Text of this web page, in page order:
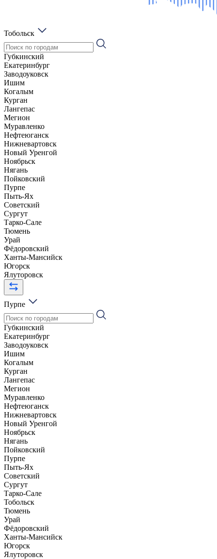
Тобольск
Губкинский
Екатеринбург
Заводоуковск
Ишим
Когалым
Курган
Лангепас
Мегион
Муравленко
Нефтеюганск
Нижневартовск
Новый Уренгой
Ноябрьск
Нягань
Пойковский
Пурпе
Пыть-Ях
Советский
Сургут
Тарко-Сале
Тюмень
Урай
Фёдоровский
Ханты-Мансийск
Югорск
Ялуторовск
Пурпе
Губкинский
Екатеринбург
Заводоуковск
Ишим
Когалым
Курган
Лангепас
Мегион
Муравленко
Нефтеюганск
Нижневартовск
Новый Уренгой
Ноябрьск
Нягань
Пойковский
Пурпе
Пыть-Ях
Советский
Сургут
Тарко-Сале
Тобольск
Тюмень
Урай
Фёдоровский
Ханты-Мансийск
Югорск
Ялуторовск